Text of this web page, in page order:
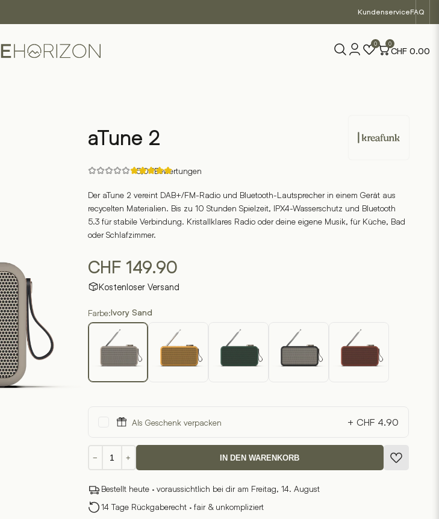
KundenserviceFAQ
0 0
CHF 0.00
aTune 2
Rated
5.00
of
5
based
on
customer
5,0·1Bewertungen
Der aTune 2 vereint DAB+/FM-Radio und Bluetooth-Lautsprecher in einem Gerät aus
recycelten Materialien. Bis zu 10 Stunden Spielzeit, IPX4-Wasserschutz und Bluetooth
5.3 für stabile Verbindung. Kristallklares Radio oder deine eigene Musik, für Küche, Bad
oder Schlafzimmer.
CHF149.90
Kostenloser Versand
Farbe:Ivory Sand
Als Geschenk verpacken + CHF 4.90
− + IN DEN WARENKORB
Bestellt heute · voraussichtlich bei dir am Freitag, 14. August
14 Tage Rückgaberecht · fair & unkompliziert